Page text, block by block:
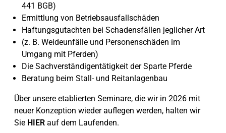
441 BGB)
Ermittlung von Betriebsausfallschäden
Haftungsgutachten bei Schadensfällen jeglicher Art
(z. B. Weideunfälle und Personenschäden im
Umgang mit Pferden)
Die Sachverständigentätigkeit der Sparte Pferde
Beratung beim Stall- und Reitanlagenbau
Über unsere etablierten Seminare, die wir in 2026 mit
neuer Konzeption wieder auflegen werden, halten wir
Sie HIER auf dem Laufenden.